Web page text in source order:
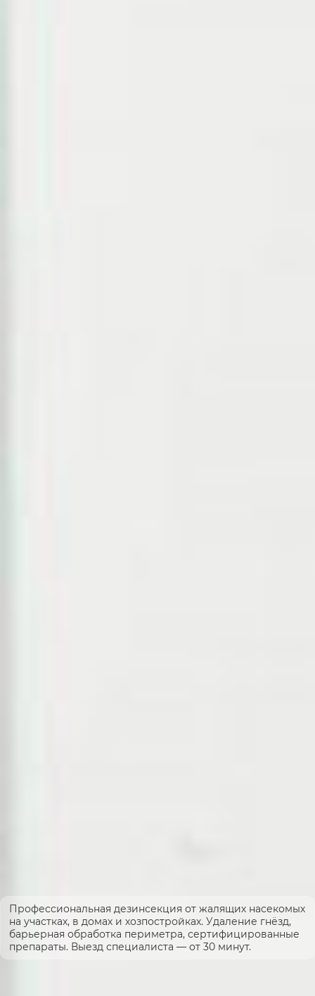
Профессиональная дезинсекция от жалящих насекомых
на участках, в домах и хозпостройках. Удаление гнёзд,
барьерная обработка периметра, сертифицированные
препараты. Выезд специалиста — от 30 минут.